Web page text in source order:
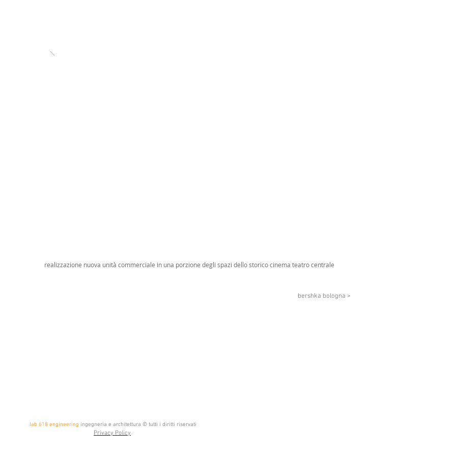
realizzazione nuova unità commerciale in una porzione degli spazi dello storico cinema teatro centrale
bershka bologna >
lab 618 engineering ingegneria e architettura © tutti i diritti riservati
Privacy Policy